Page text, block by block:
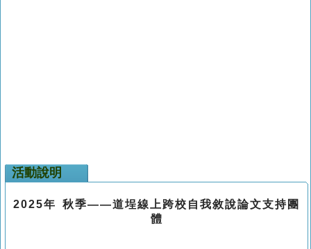
活動說明
2025年 秋季——道埕線上跨校自我敘說論文支持團
體